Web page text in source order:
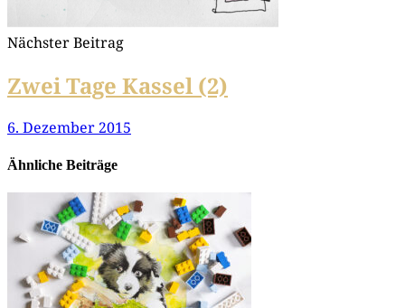
Nächster Beitrag
Zwei Tage Kassel (2)
6. Dezember 2015
Ähnliche Beiträge